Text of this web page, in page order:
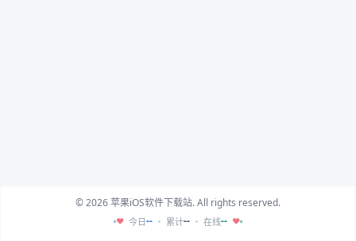
© 2026 苹果iOS软件下载站. All rights reserved.
♥ 今日-- 累计-- 在线-- ♥